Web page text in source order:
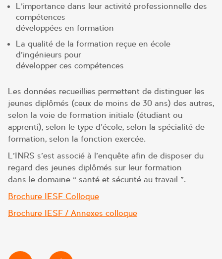
L’importance dans leur activité professionnelle des
compétences
développées en formation
La qualité de la formation reçue en école
d’ingénieurs pour
développer ces compétences
Les données recueillies permettent de distinguer les
jeunes diplômés (ceux de moins de 30 ans) des autres,
selon la voie de formation initiale (étudiant ou
apprenti), selon le type d’école, selon la spécialité de
formation, selon la fonction exercée.
L’INRS s’est associé à l’enquête afin de disposer du
regard des jeunes diplômés sur leur formation
dans le domaine « santé et sécurité au travail ».
Brochure IESF Colloque
Brochure IESF / Annexes colloque